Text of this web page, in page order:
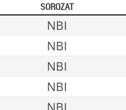
SOROZAT
NBI
NBI
NBI
NBI